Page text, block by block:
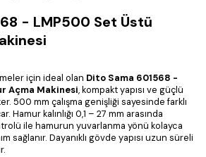
- LMP500 Set Üstü
için ideal olan Dito Sama 601568 -
Açma Makinesi, kompakt yapısı ve güçlü
500 mm çalışma genişliği sayesinde farklı
Hamur kalınlığı 0,1 – 27 mm arasında
ile hamurun yuvarlanma yönü kolayca
sağlanır. Dayanıklı gövde yapısı uzun süreli